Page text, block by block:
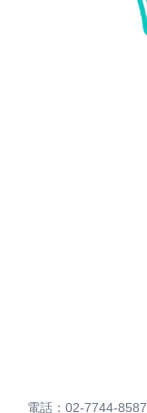
電話：02-7744-8587